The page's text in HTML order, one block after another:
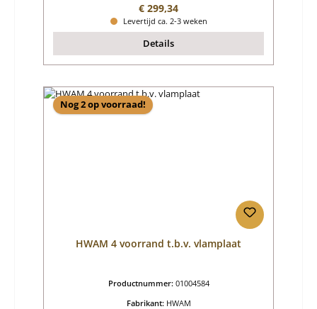
Normale prijs:
€ 299,34
Levertijd ca. 2-3 weken
Details
Nog 2 op voorraad!
HWAM 4 voorrand t.b.v. vlamplaat
Productnummer: 01004584
Fabrikant: HWAM